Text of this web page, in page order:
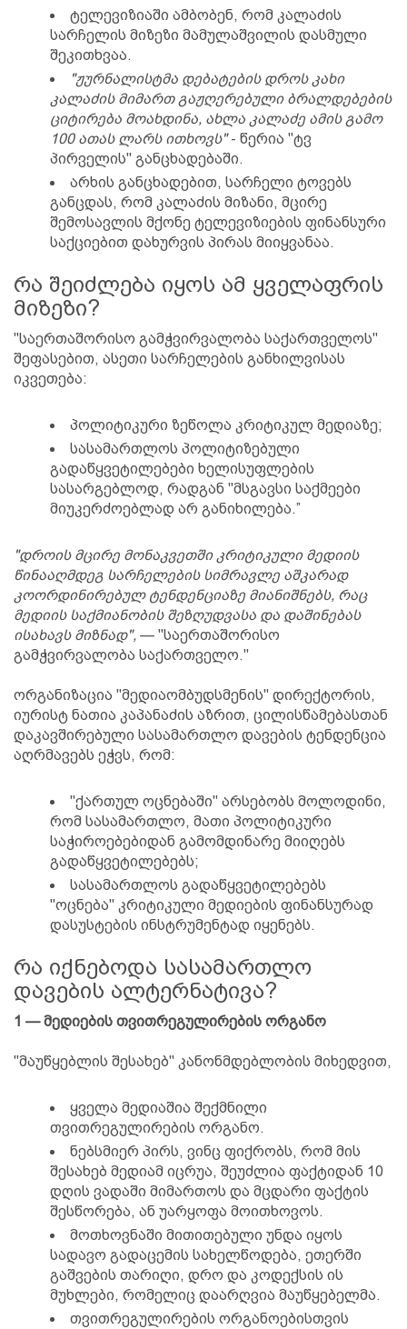
ტელევიზიაში ამბობენ, რომ კალაძის
სარჩელის მიზეზი მამულაშვილის დასმული
შეკითხვაა.
"ჟურნალისტმა დებატების დროს კახი
კალაძის მიმართ გაჟღერებული ბრალდებების
ციტირება მოახდინა, ახლა კალაძე ამის გამო
100 ათას ლარს ითხოვს"- წერია "ტვ
პირველის" განცხადებაში.
არხის განცხადებით, სარჩელი ტოვებს
განცდას, რომ კალაძის მიზანი, მცირე
შემოსავლის მქონე ტელევიზიების ფინანსური
საქციებით დახურვის პირას მიიყვანაა.
რა შეიძლება იყოს ამ ყველაფრის
მიზეზი?
"საერთაშორისო გამჭვირვალობა საქართველოს"
შეფასებით, ასეთი სარჩელების განხილვისას
იკვეთება:
პოლიტიკური ზეწოლა კრიტიკულ მედიაზე;
სასამართლოს პოლიტიზებული
გადაწყვეტილებები ხელისუფლების
სასარგებლოდ, რადგან "მსგავსი საქმეები
მიუკერძოებლად არ განიხილება.”
"დროის მცირე მონაკვეთში კრიტიკული მედიის
წინააღმდეგ სარჩელების სიმრავლე აშკარად
კოორდინირებულ ტენდენციაზე მიანიშნებს, რაც
მედიის საქმიანობის შეზღუდვასა და დაშინებას
ისახავს მიზნად", — "საერთაშორისო
გამჭვირვალობა საქართველო."
ორგანიზაცია "მედიაომბუდსმენის" დირექტორის,
იურისტ ნათია კაპანაძის აზრით, ცილისწამებასთან
დაკავშირებული სასამართლო დავების ტენდენცია
აღრმავებს ეჭვს, რომ:
"ქართულ ოცნებაში" არსებობს მოლოდინი,
რომ სასამართლო, მათი პოლიტიკური
საჭიროებებიდან გამომდინარე მიიღებს
გადაწყვეტილებებს;
სასამართლოს გადაწყვეტილებებს
"ოცნება" კრიტიკული მედიების ფინანსურად
დასუსტების ინსტრუმენტად იყენებს.
რა იქნებოდა სასამართლო
დავების ალტერნატივა?
1 — მედიების თვითრეგულირების ორგანო
"მაუწყებლის შესახებ" კანონმდებლობის მიხედვით,
ყველა მედიაშია შექმნილი
თვითრეგულირების ორგანო.
ნებსმიერ პირს, ვინც ფიქრობს, რომ მის
შესახებ მედიამ იცრუა, შეუძლია ფაქტიდან 10
დღის ვადაში მიმართოს და მცდარი ფაქტის
შესწორება, ან უარყოფა მოითხოვოს.
მოთხოვნაში მითითებული უნდა იყოს
სადავო გადაცემის სახელწოდება, ეთერში
გაშვების თარიღი, დრო და კოდექსის ის
მუხლები, რომელიც დაარღვია მაუწყებელმა.
თვითრეგულირების ორგანოებისთვის